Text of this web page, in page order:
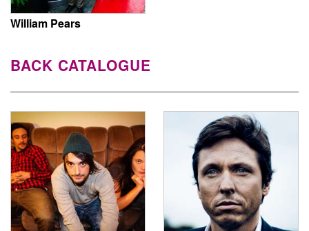
William Pears
BACK CATALOGUE